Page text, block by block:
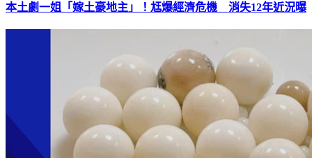
本土劇一姐「嫁土豪地主」！尪爆經濟危機 消失12年近況曝